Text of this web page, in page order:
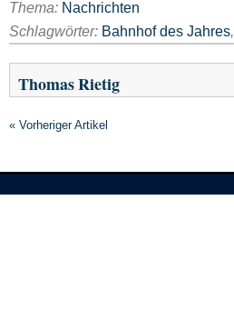
Thema: Nachrichten
Schlagwörter: Bahnhof des Jahres,
Thomas Rietig
« Vorheriger Artikel